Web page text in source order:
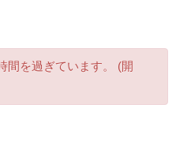
間を過ぎています。 (開